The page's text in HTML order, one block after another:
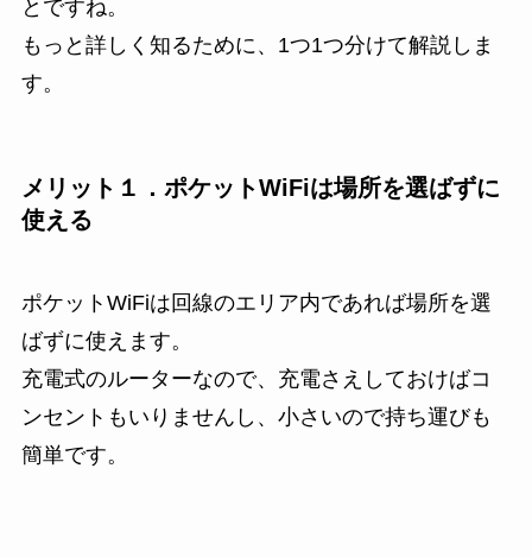
とですね。
もっと詳しく知るために、1つ1つ分けて解説しま
す。
メリット１．ポケットWiFiは場所を選ばずに
使える
ポケットWiFiは回線のエリア内であれば場所を選
ばずに使えます。
充電式のルーターなので、充電さえしておけばコ
ンセントもいりませんし、小さいので持ち運びも
簡単です。